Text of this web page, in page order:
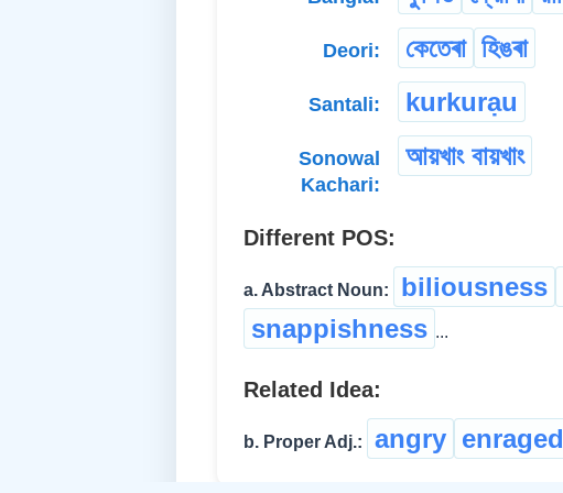
Deori: কেতেৰা হিঙৰা
Santali: kurkurạu
Sonowal
Kachari:
আয়খাং বায়খাং
Different POS:
a. Abstract Noun: biliousness
snappishness ...
Related Idea:
b. Proper Adj.: angry enraged